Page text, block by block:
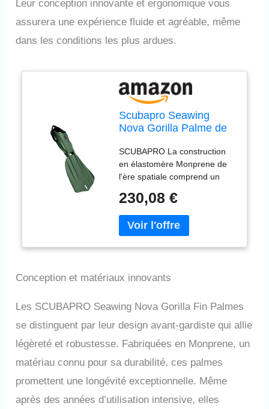
Leur conception innovante et ergonomique vous
assurera une expérience fluide et agréable, même
dans les conditions les plus ardues.
Scubapro Seawing
Nova Gorilla Palme de
XL
SCUBAPRO La construction
en élastomère Monprene de
l'ère spatiale comprend un
la rigidité, résultant en plus de
puissance et de contrôle pour
les plongeurs qui aiment une
nageoire rigide avec plus de
rétroaction. La palme excelle
vitesse et à basse vitesse, y
grenouille et les coups de pied
inversés, avec une meilleure
maniabilité pour de petits
ajustements directionnels.
Avec la technologie Pivot
Control de SCUBAPRO, vous
maintiendrez l'angle d'attaque
peu importe la facilité ou la
230,08 €
Conception et matériaux innovants
Les SCUBAPRO Seawing Nova Gorilla Fin Palmes
se distinguent par leur design avant-gardiste qui allie
légèreté et robustesse. Fabriquées en Monprene, un
matériau connu pour sa durabilité, ces palmes
promettent une longévité exceptionnelle. Même
après des années d’utilisation intensive, elles